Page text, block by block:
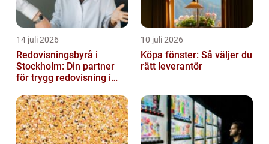
14 juli 2026
Redovisningsbyrå i
Stockholm: Din partner
för trygg redovisning i
10 juli 2026
Köpa fönster: Så väljer du
rätt leverantör